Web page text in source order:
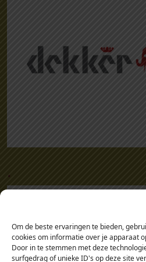
Om de beste ervaringen te bieden,
cookies om informatie over je apparaat
Door in te stemmen met deze
surfgedrag of unieke ID's op deze site
.